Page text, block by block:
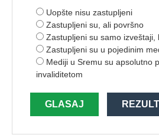
Uopšte nisu zastupljeni
Zastupljeni su, ali površno
Zastupljeni su samo
Zastupljeni su u pojedinim
Mediji u Sremu su apsolutno
invaliditetom
GLASAJ